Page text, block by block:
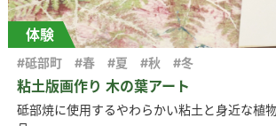
体験
粘土版画作り 木の葉アート
#砥部町 #春 #夏 #秋 #冬
砥部焼に使用するやわらかい粘土と身近な植